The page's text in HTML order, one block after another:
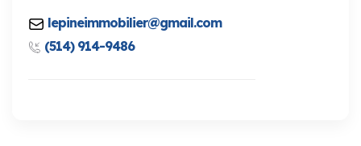
lepineimmobilier@gmail.com
(514) 914-9486